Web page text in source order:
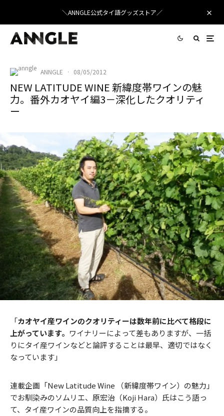
＼ANNGLE公式タイ語グッズストア／
ANNGLE · 08/05/2012
NEW LATITUDE WINE 新緯度帯ワインの魅
力。番外カオヤイ編3－深化したクオリティ
ー
「カオヤイ産ワインのクオリティーは数年前に比べて格段に
上がっています。 ワイナリーによって差もありますが、一括
りにタイ産ワインなどと論評することは最早、適切ではなく
なっています」
連載企画「New Latitude Wine （新緯度帯ワイン）の魅力」
でお馴染みのソムリエ、原宏治（Koji Hara）氏はこう語っ
て、タイ産ワインの品質向上を指摘する。